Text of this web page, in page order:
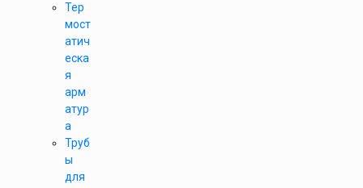
Тер
мост
атич
еска
я
арм
атур
а
Труб
ы
для